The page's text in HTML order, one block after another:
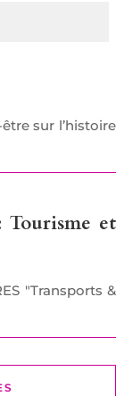
sur l’histoire
Tourisme et
"Transports &